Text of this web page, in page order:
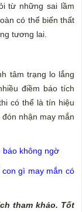
từ những sai lầm
có thể biến thất
tương lai.
tâm trạng lo lắng
điềm báo tích
có thể là tín hiệu
nhận may mắn
báo không ngờ
gì may mắn có
tham khảo. Tốt